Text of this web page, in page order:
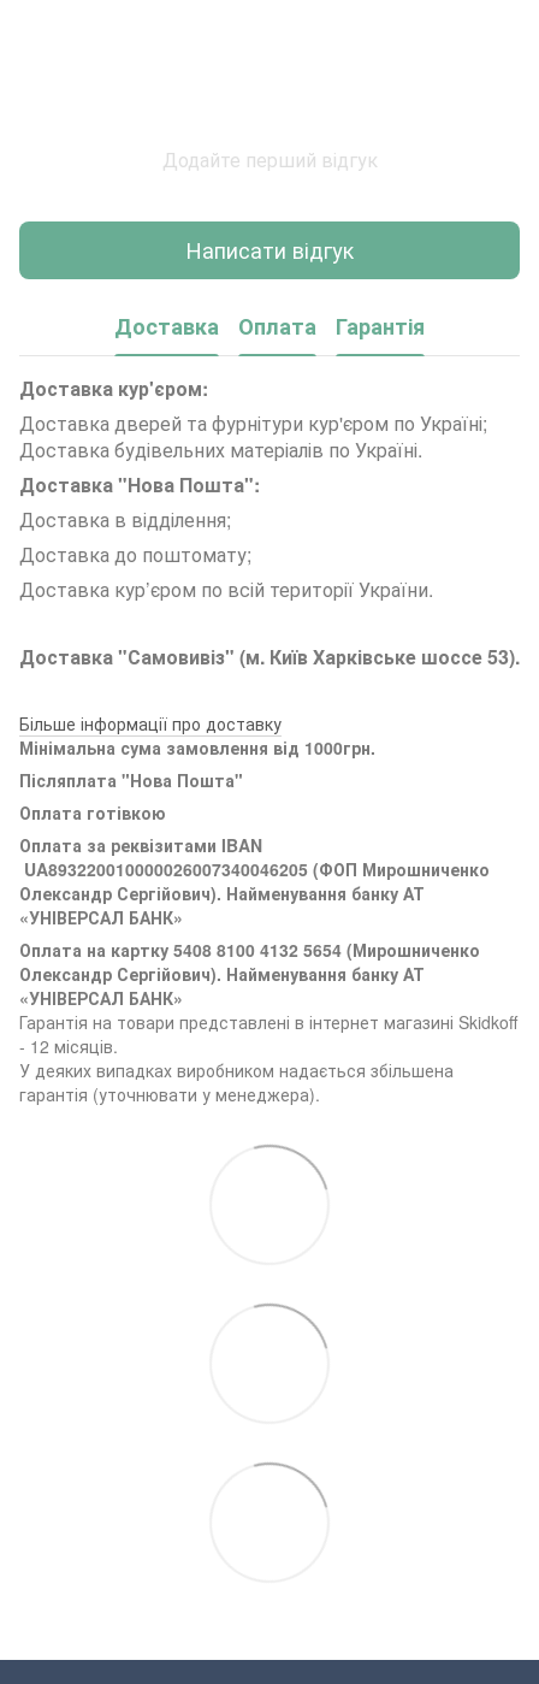
Додайте перший відгук
Написати відгук
Доставка Оплата Гарантія
Доставка кур'єром:
Доставка дверей та фурнітури кур'єром по Україні;
Доставка будівельних матеріалів по Україні.
Доставка "Нова Пошта":
Доставка в відділення;
Доставка до поштомату;
Доставка кур’єром по всій території України.
Доставка "Самовивіз" (м. Київ Харківське шоссе 53).
Більше інформації про доставку
Мінімальна сума замовлення від 1000грн.
Післяплата "Нова Пошта"
Оплата готівкою
Оплата за реквізитами IBAN
UA893220010000026007340046205 (ФОП Мирошниченко
Олександр Сергійович). Найменування банку АТ
«УНІВЕРСАЛ БАНК»
Оплата на картку 5408 8100 4132 5654 (Мирошниченко
Олександр Сергійович). Найменування банку АТ
«УНІВЕРСАЛ БАНК»
Гарантія на товари представлені в інтернет магазині Skidkoff
- 12 місяців.
У деяких випадках виробником надається збільшена
гарантія (уточнювати у менеджера).